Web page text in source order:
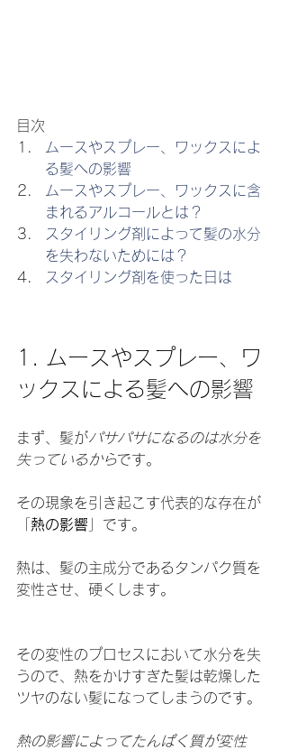
目次
ムースやスプレー、ワックスによ
る髪への影響
ムースやスプレー、ワックスに含
まれるアルコールとは？
スタイリング剤によって髪の水分
を失わないためには？
スタイリング剤を使った日は
1. ムースやスプレー、ワ
ックスによる髪への影響
まず、髪がパサパサになるのは水分を
失っているからです。
その現象を引き起こす代表的な存在が
熱の影響 」です。
熱は、髪の主成分であるタンパク質を
変性させ、硬くします。
その変性のプロセスにおいて水分を失
うので、熱をかけすぎた髪は乾燥した
ツヤのない髪になってしまうのです。
熱の影響によってたんぱく質が変性